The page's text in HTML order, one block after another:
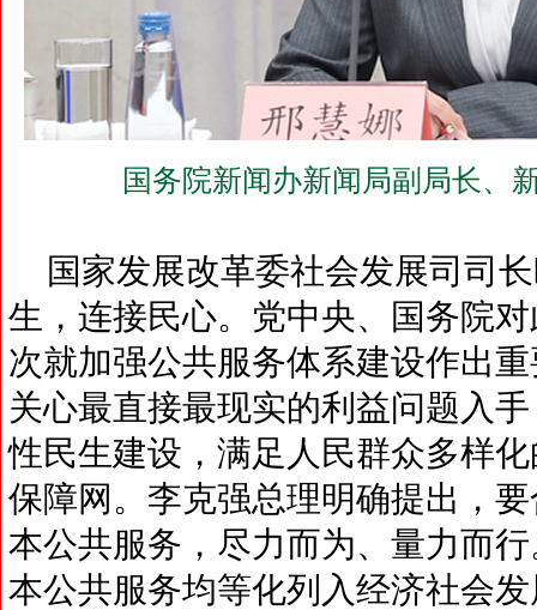
国务院新闻办新闻局副局长、
国家发展改革委社会发展司司
生，连接民心。党中央、国务院
次就加强公共服务体系建设作出
关心最直接最现实的利益问题入
性民生建设，满足人民群众多样
保障网。李克强总理明确提出，
本公共服务，尽力而为、量力而
本公共服务均等化列入经济社会